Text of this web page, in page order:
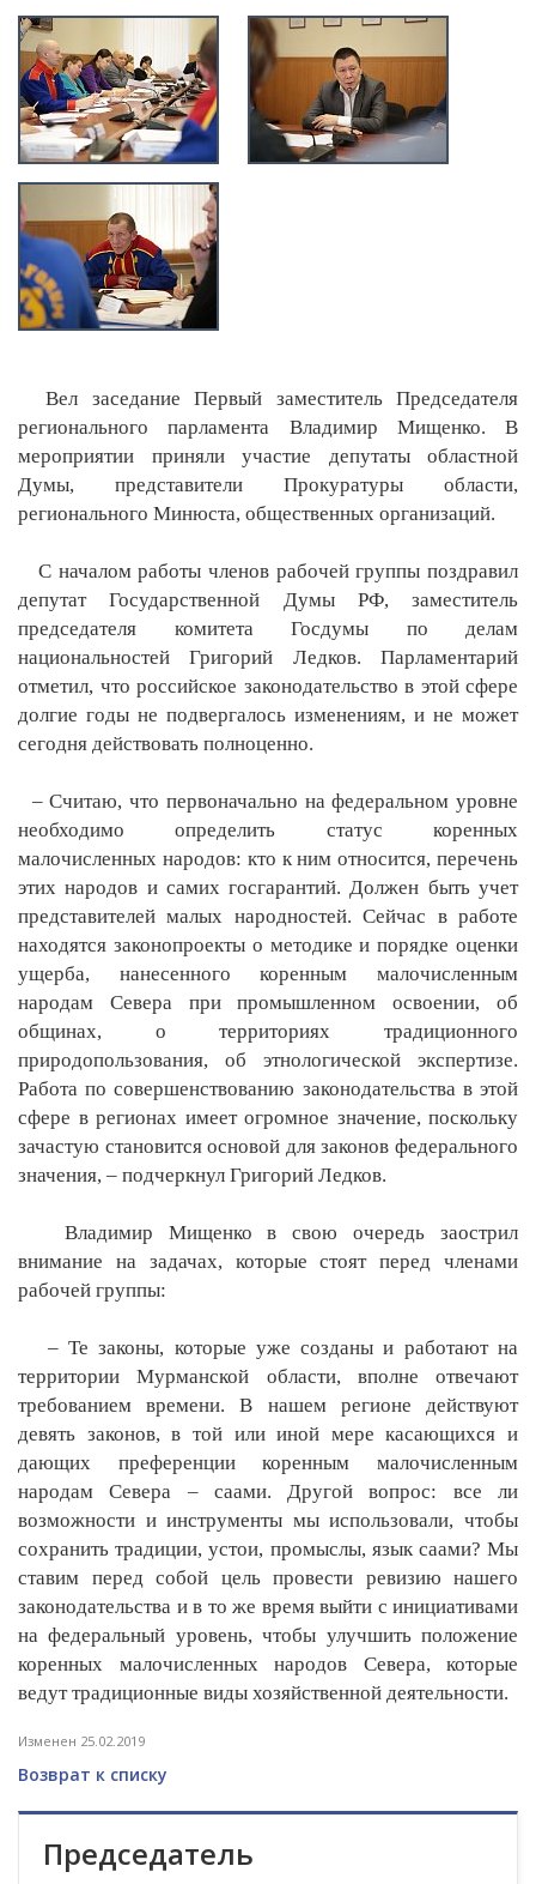
Вел заседание Первый заместитель Председателя
регионального парламента Владимир Мищенко. В
мероприятии приняли участие депутаты областной
Думы, представители Прокуратуры области,
регионального Минюста, общественных организаций.
С началом работы членов рабочей группы поздравил
депутат Государственной Думы РФ, заместитель
председателя комитета Госдумы по делам
национальностей Григорий Ледков. Парламентарий
отметил, что российское законодательство в этой сфере
долгие годы не подвергалось изменениям, и не может
сегодня действовать полноценно.
– Считаю, что первоначально на федеральном уровне
необходимо определить статус коренных
малочисленных народов: кто к ним относится, перечень
этих народов и самих госгарантий. Должен быть учет
представителей малых народностей. Сейчас в работе
находятся законопроекты о методике и порядке оценки
ущерба, нанесенного коренным малочисленным
народам Севера при промышленном освоении, об
общинах, о территориях традиционного
природопользования, об этнологической экспертизе.
Работа по совершенствованию законодательства в этой
сфере в регионах имеет огромное значение, поскольку
зачастую становится основой для законов федерального
значения, – подчеркнул Григорий Ледков.
Владимир Мищенко в свою очередь заострил
внимание на задачах, которые стоят перед членами
рабочей группы:
– Те законы, которые уже созданы и работают на
территории Мурманской области, вполне отвечают
требованием времени. В нашем регионе действуют
девять законов, в той или иной мере касающихся и
дающих преференции коренным малочисленным
народам Севера – саами. Другой вопрос: все ли
возможности и инструменты мы использовали, чтобы
сохранить традиции, устои, промыслы, язык саами? Мы
ставим перед собой цель провести ревизию нашего
законодательства и в то же время выйти с инициативами
на федеральный уровень, чтобы улучшить положение
коренных малочисленных народов Севера, которые
ведут традиционные виды хозяйственной деятельности.
Изменен 25.02.2019
Возврат к списку
Председатель